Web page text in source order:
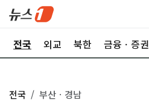
전국 외교 북한 금융ㆍ증권
전국 부산ㆍ경남